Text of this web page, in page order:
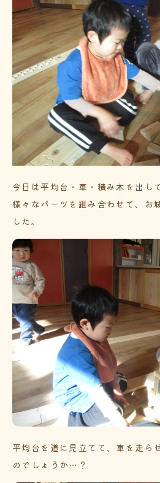
今日は平均台・車・積み木を出し
様々なパーツを組み合わせて、お
した。
平均台を道に見立てて、車を走ら
のでしょうか…？